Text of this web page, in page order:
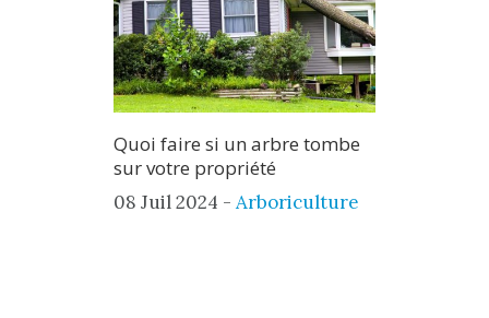
Quoi faire si un arbre tombe
sur votre propriété
08 Juil 2024 - Arboriculture